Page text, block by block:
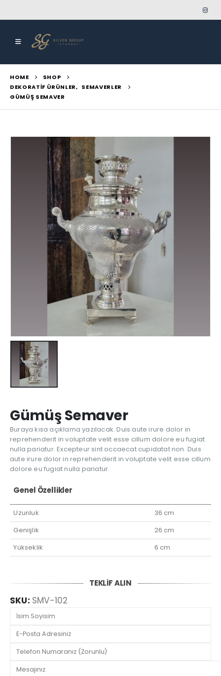
HOME
SHOP
DEKORATIF ÜRÜNLER, SEMAVERLER
GÜMÜŞ SEMAVER
Gümüş Semaver
Buraya kısa açıklama yazılacak. Duis aute irure dolor in
reprehenderit in voluptate velit esse cillum dolore eu fugiat
nulla pariatur. Excepteur sint occaecat cupidatat non. Duis
aute irure dolor in reprehenderit in voluptate velit esse cillum
dolore eu fugiat nulla pariatur.
Genel Özellikler
Uzunluk
36 cm
Genişlik
26 cm
Yükseklik
6 cm
TEKLİF ALIN
SKU: SMV-102